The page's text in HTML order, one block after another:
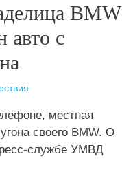
BMW
авто с
местная
своего BMW. О
службе УМВД